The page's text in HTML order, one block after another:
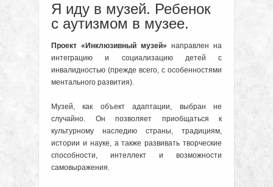
Я иду в музей. Ребенок
с аутизмом в музее.
Проект «Инклюзивный музей» направлен на
интеграцию и социализацию детей с
инвалидностью (прежде всего, с особенностями
ментального развития).
Музей, как объект адаптации, выбран не
случайно. Он позволяет приобщаться к
культурному наследию страны, традициям,
истории и науке, а также развивать творческие
способности, интеллект и возможности
самовыражения.